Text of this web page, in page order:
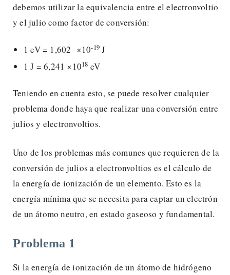
debemos utilizar la equivalencia entre el electronvoltio
y el julio como factor de conversión:
1 eV = 1,602 ×10-19 J
1 J = 6,241 ×1018 eV
Teniendo en cuenta esto, se puede resolver cualquier
problema donde haya que realizar una conversión entre
julios y electronvoltios.
Uno de los problemas más comunes que requieren de la
conversión de julios a electronvoltios es el cálculo de
la energía de ionización de un elemento. Esto es la
energía mínima que se necesita para captar un electrón
de un átomo neutro, en estado gaseoso y fundamental.
Problema 1
Si la energía de ionización de un átomo de hidrógeno